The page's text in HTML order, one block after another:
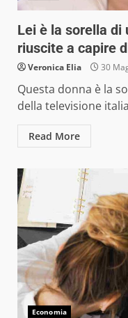
Lei è la sorella di
riuscite a capire
Veronica Elia 30
Questa donna è la
della televisione
Read More
Economia